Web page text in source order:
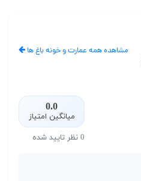
مشاهده همه عمارت و خونه باغ ها
0.0
میانگین امتیاز
0 نظر تایید شده